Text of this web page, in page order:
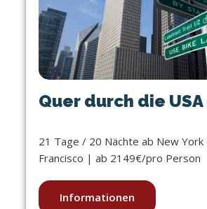
Quer durch die USA
21 Tage / 20 Nächte ab New York
Francisco | ab 2149€/pro Person
Informationen